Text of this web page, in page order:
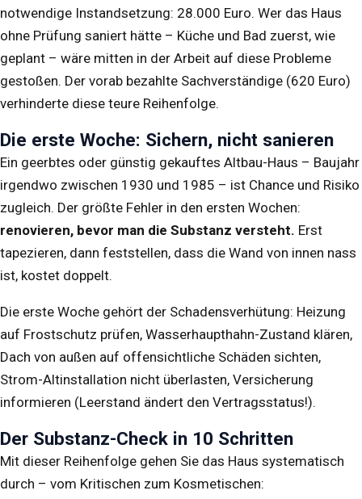
notwendige Instandsetzung: 28.000 Euro. Wer das Haus
ohne Prüfung saniert hätte – Küche und Bad zuerst, wie
geplant – wäre mitten in der Arbeit auf diese Probleme
gestoßen. Der vorab bezahlte Sachverständige (620 Euro)
verhinderte diese teure Reihenfolge.
Die erste Woche: Sichern, nicht sanieren
Ein geerbtes oder günstig gekauftes Altbau-Haus – Baujahr
irgendwo zwischen 1930 und 1985 – ist Chance und Risiko
zugleich. Der größte Fehler in den ersten Wochen:
renovieren, bevor man die Substanz versteht. Erst
tapezieren, dann feststellen, dass die Wand von innen nass
ist, kostet doppelt.
Die erste Woche gehört der Schadensverhütung: Heizung
auf Frostschutz prüfen, Wasserhaupthahn-Zustand klären,
Dach von außen auf offensichtliche Schäden sichten,
Strom-Altinstallation nicht überlasten, Versicherung
informieren (Leerstand ändert den Vertragsstatus!).
Der Substanz-Check in 10 Schritten
Mit dieser Reihenfolge gehen Sie das Haus systematisch
durch – vom Kritischen zum Kosmetischen: